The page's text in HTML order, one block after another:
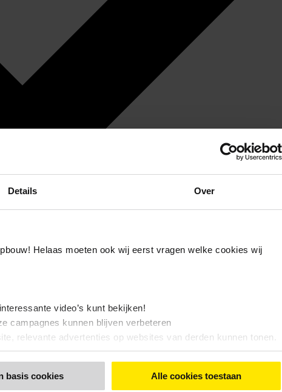
Details Over
Helaas moeten ook wij eerst vragen welke cookies wij
video’s kunt bekijken!
campagnes kunnen blijven verbeteren
relevante advertenties op websites van derden kunnen tonen.
basis cookies Alle cookies toestaan